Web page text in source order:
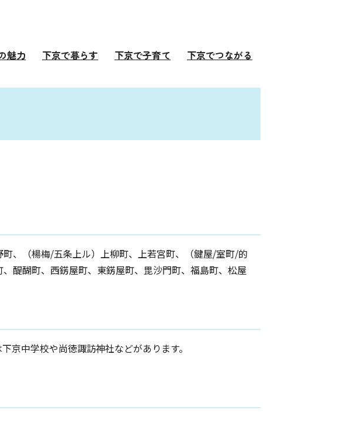
魅力 下京で暮らす 下京で子育て 下京でつながる
、（楊梅/五条上ル）上柳町、上若宮町、（鍵屋/室町/的
醍醐町、西錺屋町、東錺屋町、毘沙門町、福島町、松屋
京中学校や尚徳諏訪神社などがあります。